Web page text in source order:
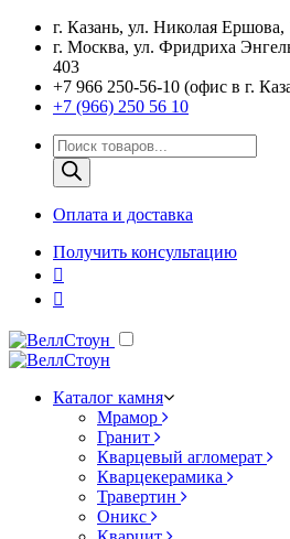
г. Казань, ул. Николая
г. Москва, ул. Фридриха
403
+7 966 250-56-10 (офис в г.
+7 (966) 250 56 10
Поиск
товаров
Оплата и доставка
Получить консультацию
Каталог камня
Мрамор
Гранит
Кварцевый агломерат
Кварцекерамика
Травертин
Оникс